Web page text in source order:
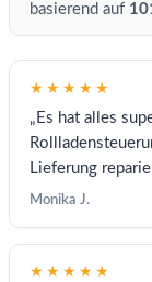
basierend auf
★★★★★
„Es hat alles
Lieferung
Monika J.
★★★★★